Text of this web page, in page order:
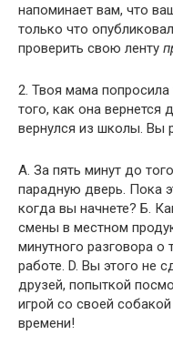
напоминает вам, что
только что
проверить свою ленту
2. Твоя мама
того, как она
вернулся из школы. Вы
А. За пять минут до
парадную дверь. Пока
когда вы начнете? Б.
смены в местном
минутного разговора о
работе. D. Вы этого не
друзей, попыткой
игрой со своей
времени!